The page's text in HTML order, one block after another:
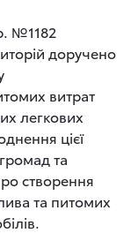
№1182
доручено
витрат
легкових
цієї
та
створення
та питомих